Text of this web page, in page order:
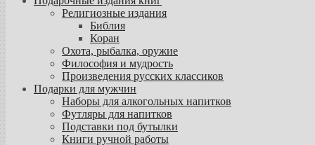
Религиозные издания
Библия
Коран
Охота, рыбалка, оружие
Философия и мудрость
Произведения русских классиков
Подарки для мужчин
Наборы для алкогольных напитков
Футляры для напитков
Подставки под бутылки
Книги ручной работы